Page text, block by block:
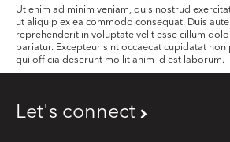
Ut enim ad minim veniam, quis nostrud
ut aliquip ex ea commodo consequat. Duis
reprehenderit in voluptate velit esse cillum
pariatur. Excepteur sint occaecat cupidatat
qui officia deserunt mollit anim id est laborum.
Let's connect